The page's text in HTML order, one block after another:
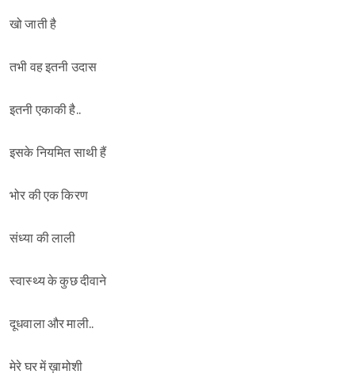
खो जाती है
तभी वह इतनी उदास
इतनी एकाकी है..
इसके नियमित साथी हैं
भोर की एक किरण
संध्या की लाली
स्वास्थ्य के कुछ दीवाने
दूधवाला और माली..
मेरे घर में ख़ामोशी